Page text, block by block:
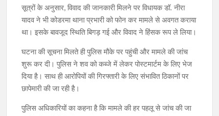
सूत्रों के अनुसार, विवाद की जानकारी मिलने पर विधायक डॉ. नीरा
यादव ने भी कोडरमा थाना प्रभारी को फोन कर मामले से अवगत कराया
था। इसके बावजूद स्थिति बिगड़ गई और विवाद ने हिंसक रूप ले लिया।
घटना की सूचना मिलते ही पुलिस मौके पर पहुंची और मामले की जांच
शुरू कर दी। पुलिस ने शव को कब्जे में लेकर पोस्टमार्टम के लिए भेज
दिया है। साथ ही आरोपियों की गिरफ्तारी के लिए संभावित ठिकानों पर
छापेमारी की जा रही है।
पुलिस अधिकारियों का कहना है कि मामले की हर पहलू से जांच की जा